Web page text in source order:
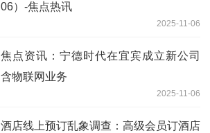
06）-焦点热讯
2025-11-06
焦点资讯：宁德时代在宜宾成立新公司
含物联网业务
2025-11-06
酒店线上预订乱象调查：高级会员订酒店